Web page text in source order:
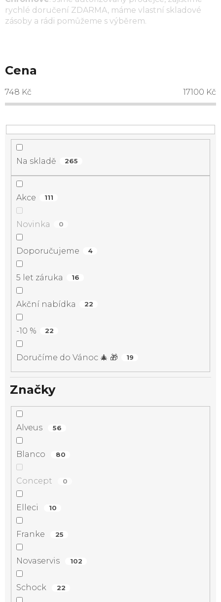
rychlé doručení ZDARMA, máme vlastní skladové
zásoby a rádi pomůžeme s výběrem.
Cena
748 Kč 17100 Kč
Na skladě 265
Akce 111
Novinka 0
Doporučujeme 4
5 let záruka 16
Akční nabídka 22
-10 % 22
Doručíme do Vánoc 🎄 🎁 19
Značky
Alveus 56
Blanco 80
Concept 0
Elleci 10
Franke 25
Novaservis 102
Schock 22